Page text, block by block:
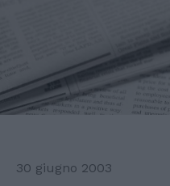
30 giugno 2003